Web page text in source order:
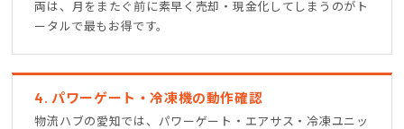
両は、月をまたぐ前に素早く売却・現金化してしまうのがト
ータルで最もお得です。
4. パワーゲート・冷凍機の動作確認
物流ハブの愛知では、パワーゲート・エアサス・冷凍ユニッ